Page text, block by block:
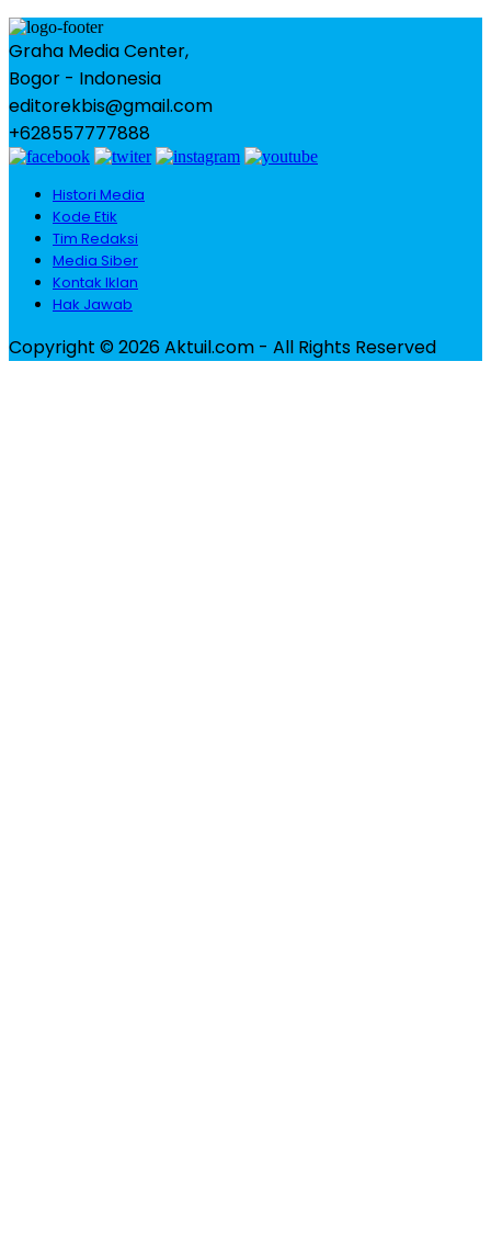
Graha Media Center,
Bogor - Indonesia
editorekbis@gmail.com
+628557777888
Histori Media
Kode Etik
Tim Redaksi
Media Siber
Kontak Iklan
Hak Jawab
Copyright © 2026 Aktuil.com - All Rights Reserved